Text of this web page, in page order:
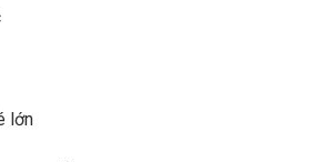
lớn